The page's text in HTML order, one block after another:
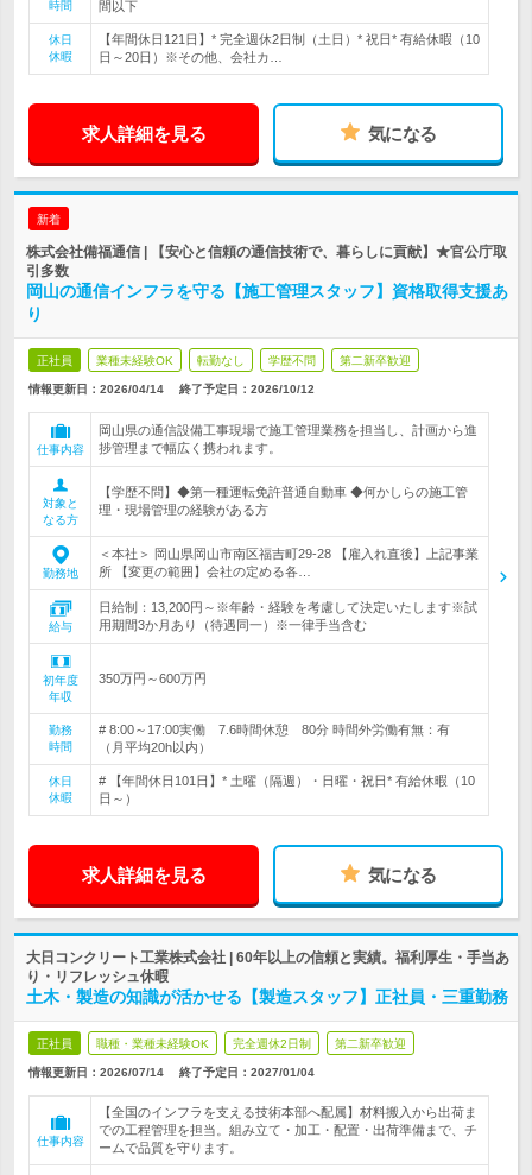
時間 間以下
休日
休暇
【年間休日121日】* 完全週休2日制（土日）* 祝日* 有給休暇（10
日～20日）※その他、会社カ…
求人詳細を見る 気になる
新着
株式会社備福通信 | 【安心と信頼の通信技術で、暮らしに貢献】★官公庁取
引多数
岡山の通信インフラを守る【施工管理スタッフ】資格取得支援あ
り
正社員 業種未経験OK 転勤なし 学歴不問 第二新卒歓迎
情報更新日：2026/04/14 終了予定日： 2026/10/12
仕事内容
岡山県の通信設備工事現場で施工管理業務を担当し、計画から進
捗管理まで幅広く携われます。
対象と
なる方
【学歴不問】◆第一種運転免許普通自動車 ◆何かしらの施工管
理・現場管理の経験がある方
勤務地
＜本社＞ 岡山県岡山市南区福吉町29-28 【雇入れ直後】上記事業
所 【変更の範囲】会社の定める各…
給与
日給制：13,200円～※年齢・経験を考慮して決定いたします※試
用期間3か月あり（待遇同一）※一律手当含む
初年度
年収
350万円～600万円
勤務
時間
# 8:00～17:00実働 7.6時間休憩 80分 時間外労働有無：有
（月平均20h以内）
休日
休暇
# 【年間休日101日】* 土曜（隔週）・日曜・祝日* 有給休暇（10
日～）
求人詳細を見る 気になる
大日コンクリート工業株式会社 | 60年以上の信頼と実績。福利厚生・手当あ
り・リフレッシュ休暇
土木・製造の知識が活かせる【製造スタッフ】正社員・三重勤務
正社員 職種・業種未経験OK 完全週休2日制 第二新卒歓迎
情報更新日：2026/07/14 終了予定日： 2027/01/04
仕事内容
【全国のインフラを支える技術本部へ配属】材料搬入から出荷ま
での工程管理を担当。組み立て・加工・配置・出荷準備まで、チ
ームで品質を守ります。